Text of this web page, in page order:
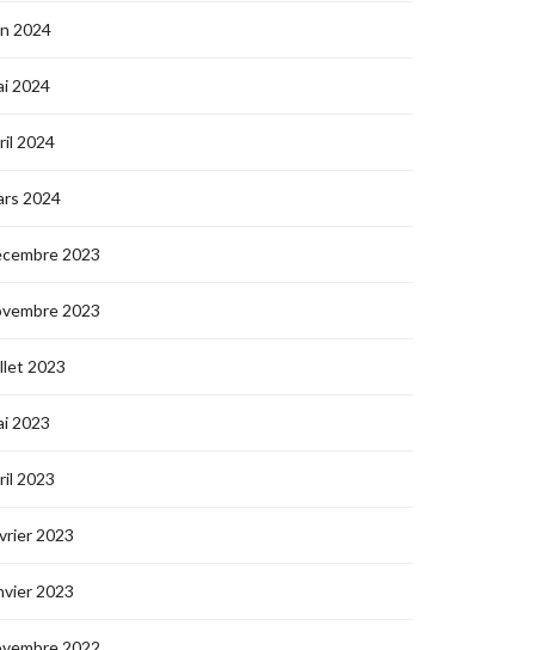
2024
2024
2024
2024
2023
2023
2023
2023
2023
2023
2023